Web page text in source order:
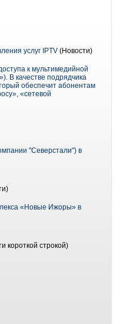
услуг IPTV (Новости)
к мультимедийной
качестве подрядчика
обеспечит абонентам
«сетевой
"Северстали") в
«Новые Ижоры» в
короткой строкой)